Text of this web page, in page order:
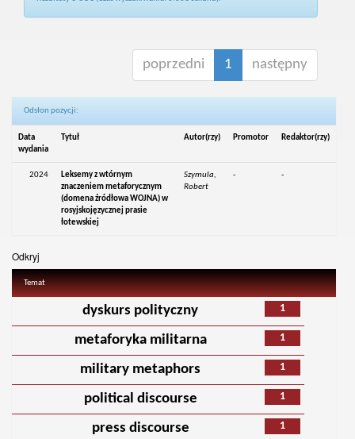
poprzedni 1 następny
Odsłon pozycji:
Data
wydania
Tytuł Autor(rzy) Promotor Redaktor(rzy)
2024
Leksemy z wtórnym
znaczeniem metaforycznym
(domena źródłowa WOJNA) w
rosyjskojęzycznej prasie
łotewskiej
Szymula,
Robert
- -
Odkryj
Temat
1
dyskurs polityczny
1
metaforyka militarna
1
military metaphors
1
political discourse
1
press discourse